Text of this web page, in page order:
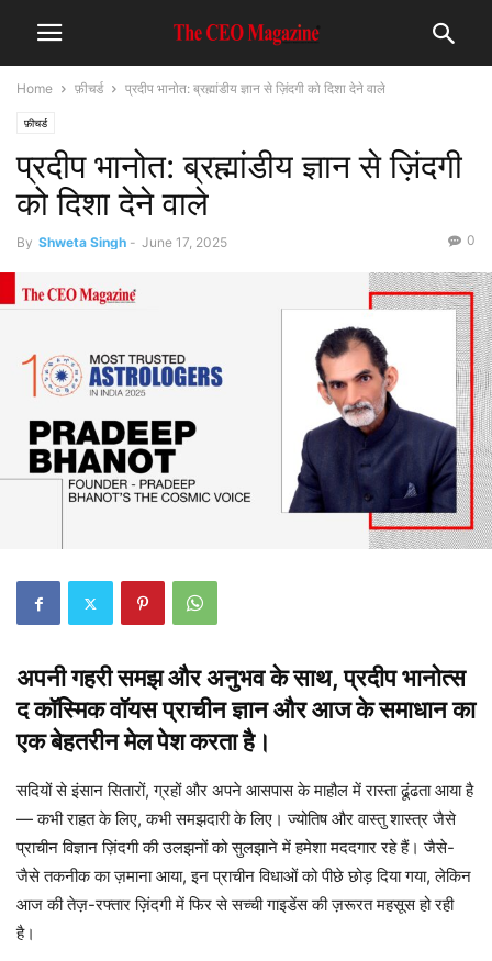
Home फ़ीचर्ड प्रदीप भानोत: ब्रह्मांडीय ज्ञान से ज़िंदगी को दिशा देने वाले
फ़ीचर्ड
प्रदीप भानोत: ब्रह्मांडीय ज्ञान से ज़िंदगी
को दिशा देने वाले
By Shweta Singh - June 17, 2025 0
अपनी गहरी समझ और अनुभव के साथ, प्रदीप भानोत्स
द कॉस्मिक वॉयस प्राचीन ज्ञान और आज के समाधान का
एक बेहतरीन मेल पेश करता है।
सदियों से इंसान सितारों, ग्रहों और अपने आसपास के माहौल में रास्ता ढूंढता आया है
— कभी राहत के लिए, कभी समझदारी के लिए। ज्योतिष और वास्तु शास्त्र जैसे
प्राचीन विज्ञान ज़िंदगी की उलझनों को सुलझाने में हमेशा मददगार रहे हैं। जैसे-
जैसे तकनीक का ज़माना आया, इन प्राचीन विधाओं को पीछे छोड़ दिया गया, लेकिन
आज की तेज़-रफ्तार ज़िंदगी में फिर से सच्ची गाइडेंस की ज़रूरत महसूस हो रही
है।